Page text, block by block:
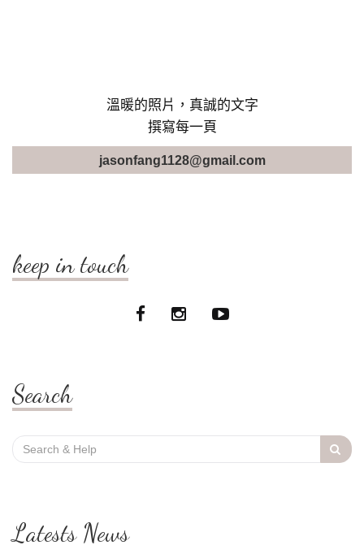
溫暖的照片，真誠的文字
撰寫每一頁
jasonfang1128@gmail.com
keep in touch
Search
Search
for:
Latests News